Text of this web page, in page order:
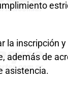
la inscripción
además de
asistencia.